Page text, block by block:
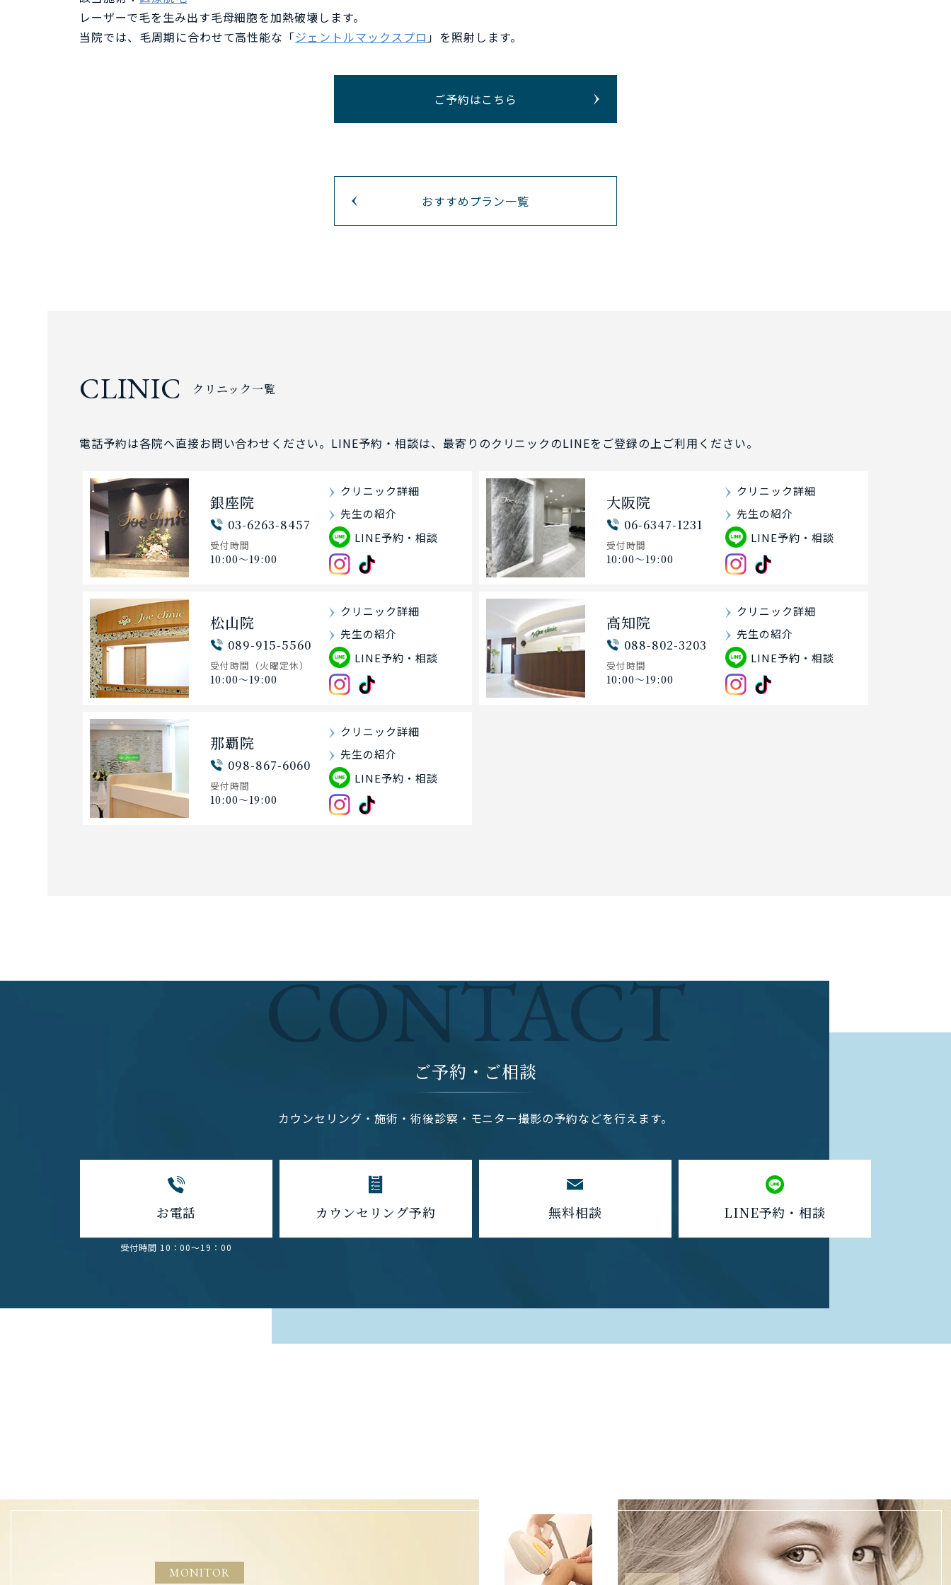
レーザーで毛を生み出す毛母細胞を加熱破壊します。
当院では、毛周期に合わせて高性能な「ジェントルマックスプロ」を照射します。
ご予約はこちら
おすすめプラン一覧
CLINIC クリニック一覧
電話予約は各院へ直接お問い合わせください。 LINE予約・相談は、最寄りのクリニックのLINEをご登録の上ご利用ください。
銀座院
03-6263-8457
受付時間
10:00〜19:00
クリニック詳細
先生の紹介
LINE予約・相談
大阪院
06-6347-1231
受付時間
10:00〜19:00
クリニック詳細
先生の紹介
LINE予約・相談
松山院
089-915-5560
受付時間 （火曜定休）
10:00〜19:00
クリニック詳細
先生の紹介
LINE予約・相談
高知院
088-802-3203
受付時間
10:00〜19:00
クリニック詳細
先生の紹介
LINE予約・相談
那覇院
098-867-6060
受付時間
10:00〜19:00
クリニック詳細
先生の紹介
LINE予約・相談
CONTACT
ご予約・ご相談
カウンセリング・施術・術後診察・モニター撮影の予約などを行えます。
お電話
受付時間 10：00～19：00
カウンセリング予約 無料相談 LINE予約・相談
MONITOR